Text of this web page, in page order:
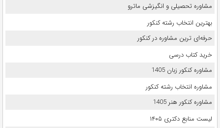
مشاوره تحصیلی و انگیزشی ماترو
بهترین انتخاب رشته کنکور
حرفه‌ای ترین مشاوره در کنکور
خرید کتاب درسی
مشاوره کنکور زبان 1405
مشاوره انتخاب رشته کنکور
مشاوره کنکور هنر 1405
لیست منابع دکتری ۱۴۰۵